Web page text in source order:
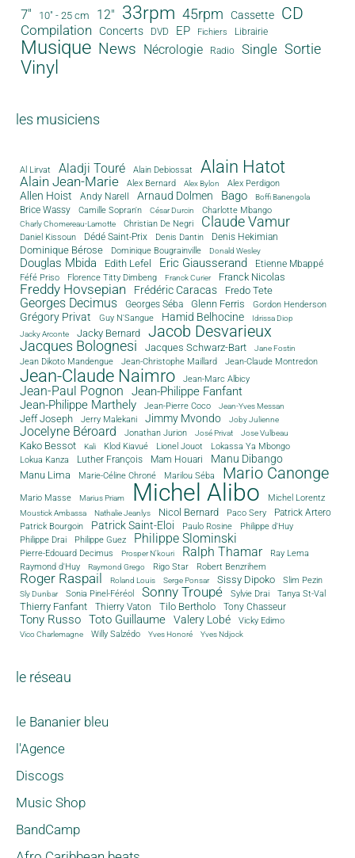
7" 10" - 25 cm 12" 33rpm 45rpm Cassette CD
Compilation Concerts DVD EP Fichiers Librairie
Musique News Nécrologie Radio Single Sortie
Vinyl
les musiciens
Al Lirvat Aladji Touré Alain Debiossat Alain Hatot
Alain Jean-Marie Alex Bernard Alex Bylon Alex Perdigon
Allen Hoist Andy Narell Arnaud Dolmen Bago Boffi Banengola
Brice Wassy Camille Sopran'n César Durcin Charlotte Mbango
Charly Chomereau-Lamotte Christian De Negri Claude Vamur
Daniel Kissoun Dédé Saint-Prix Denis Dantin Denis Hekimian
Dominique Bérose Dominique Bougrainville Donald Wesley
Douglas Mbida Edith Lefel Eric Giausserand Etienne Mbappé
Féfé Priso Florence Titty Dimbeng Franck Curier Franck Nicolas
Freddy Hovsepian Frédéric Caracas Fredo Tete
Georges Decimus Georges Séba Glenn Ferris Gordon Henderson
Grégory Privat Guy N'Sangue Hamid Belhocine
Idrissa Diop
Jacky Arconte
Jacky Bernard Jacob Desvarieux
Jacques Bolognesi Jacques Schwarz-Bart Jane Fostin
Jean Dikoto Mandengue Jean-Christophe Maillard Jean-Claude Montredon
Jean-Claude Naimro Jean-Marc Albicy
Jean-Paul Pognon
Jean-Philippe Fanfant
Jean-Philippe Marthely
Jean-Pierre Coco Jean-Yves Messan
Jeff Joseph Jerry Malekani Jimmy Mvondo Joby Julienne
Jocelyne Béroard Jonathan Jurion José Privat Jose Vulbeau
Kako Bessot Kali Klod Kiavué Lionel Jouot
Lokassa Ya Mbongo
Lokua Kanza
Luther François Mam Houari Manu Dibango
Manu Lima Marie-Céline Chroné Marilou Séba Mario Canonge
Mario Masse Marius Priam Michel Alibo Michel Lorentz
Moustick Ambassa Nathalie Jeanlys Nicol Bernard Paco Sery
Patrick Artero
Patrick Bourgoin
Patrick Saint-Eloi Paulo Rosine
Philippe d'Huy
Philippe Drai
Philippe Guez Philippe Slominski
Pierre-Edouard Decimus Prosper N'kouri Ralph Thamar
Ray Lema
Raymond d'Huy
Raymond Grego Rigo Star Robert Benzrihem
Roger Raspail Roland Louis Serge Ponsar Sissy Dipoko Slim Pezin
Sly Dunbar Sonia Pinel-Féréol Sonny Troupé Sylvie Drai Tanya St-Val
Thierry Fanfant Thierry Vaton Tilo Bertholo Tony Chasseur
Tony Russo Toto Guillaume Valery Lobé Vicky Edimo
Vico Charlemagne Willy Salzédo Yves Honoré Yves Ndjock
le réseau
le Bananier bleu
l'Agence
Discogs
Music Shop
BandCamp